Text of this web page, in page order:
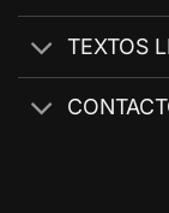
TEXTOS